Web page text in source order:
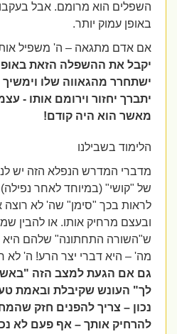
השפלים הוא מרומם. אבל
באופן עמוק יותר.
אם אדם מתגאה – ה' משפיל
יקבל את ההשפלה הזאת באופן
ישתחרר מהגאווה שלו וימשיך
יתברך יחזור וירומם אותו -
מאשר הוא היה קודם!
הלימוד בשבילנו
מדברי המדרש הנפלא הזה יש לנו
של "קושי" (במיוחד לאחר
לראות בכך "סימן" שה' לא רוצה
ובעצם מרחיק אותו. או להבין
ש"השורה התחתונה" שלהם היא
מה' – היא דברי יצר הרע! ה' לא
גם אם הגעת למצב הזה
לך" העונש שקיבלת ובאמת
נכון – צריך להפנים חזק
להרחיק אותך – אף פעם לא